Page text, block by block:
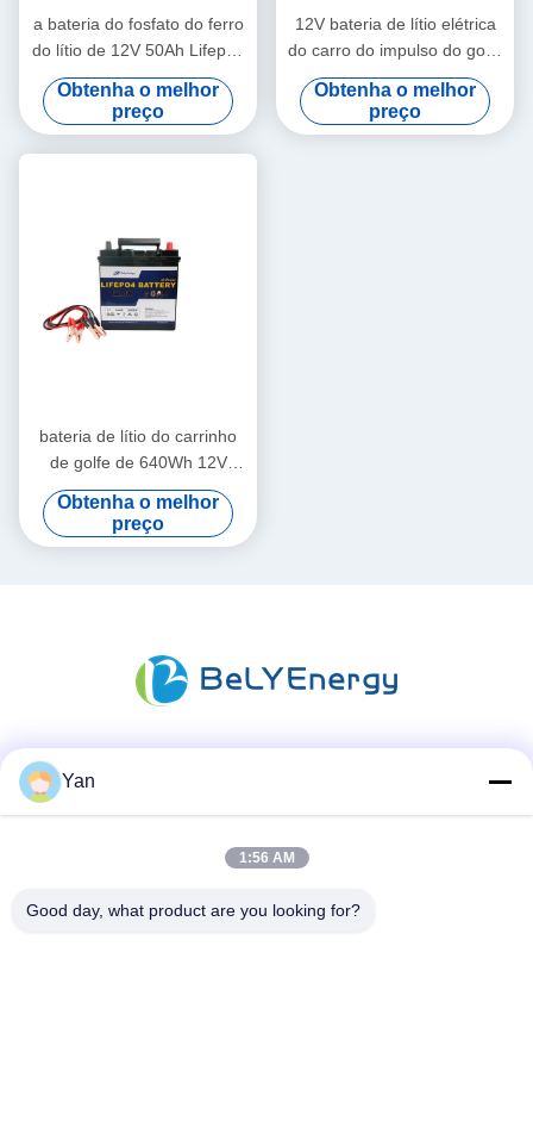
a bateria do fosfato do ferro
do lítio de 12V 50Ah Lifepo4
embala para o passeio em
carrinhos do golfe
Obtenha o melhor
preço
12V bateria de lítio elétrica
do carro do impulso do golfe
de uma hora de 150
ampères para o barco do
refugiado
Obtenha o melhor
preço
bateria de lítio do carrinho
de golfe de 640Wh 12V
50000mAh para o carrinho
do golfe
Obtenha o melhor
preço
Yan
1:56 AM
Good day, what product are you looking for?